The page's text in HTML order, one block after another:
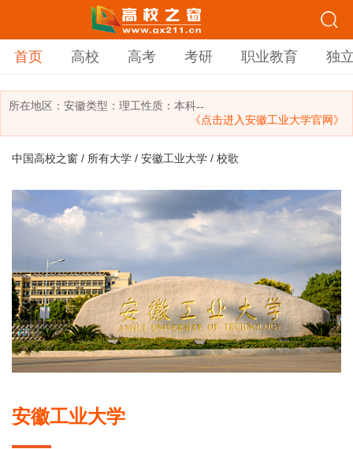
首页 高校 高考 考研 职业教育 独
所在地区： 安徽类型： 理工性质：本科--
《点击进入安徽工业大学官网》
中国高校之窗 / 所有大学 / 安徽工业大学 / 校歌
安徽工业大学